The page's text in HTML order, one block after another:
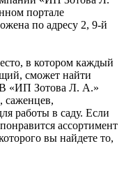
портале
по адресу 2, 9-й
в котором каждый
сможет найти
В «ИП Зотова Л. А.»
саженцев,
работы в саду. Если
ассортимент
вы найдете то,